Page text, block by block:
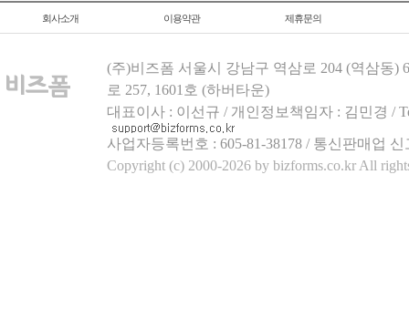
회사소개 이용약관 제휴문의
(주)비즈폼 서울시 강남구 역삼로 204 (역삼동)
로 257, 1601호 (하버타운)
대표이사 : 이선규 / 개인정보책임자 : 김민경 /
사업자등록번호 : 605-81-38178 / 통신판매업
Copyright (c) 2000-2026 by bizforms.co.kr All